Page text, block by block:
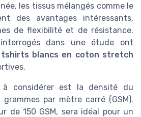
les tissus mélangés comme le
des avantages intéressants,
de flexibilité et de résistance.
dans une étude ont
tshirts blancs en coton stretch
à considérer est la densité du
par mètre carré (GSM).
de 150 GSM, sera idéal pour un